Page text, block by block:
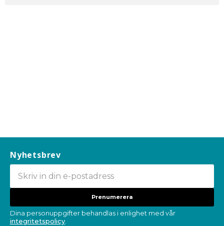
Nyhetsbrev
Prenumerera
Dina personuppgifter behandlas i enlighet med vår
integritetspolicy.